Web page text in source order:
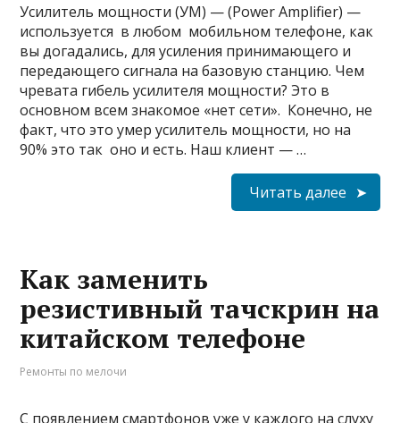
Усилитель мощности (УМ) — (Power Amplifier) —
используется в любом мобильном телефоне, как
вы догадались, для усиления принимающего и
передающего сигнала на базовую станцию. Чем
чревата гибель усилителя мощности? Это в
основном всем знакомое «нет сети». Конечно, не
факт, что это умер усилитель мощности, но на
90% это так оно и есть. Наш клиент — …
Читать далее
Как заменить
резистивный тачскрин на
китайском телефоне
Ремонты по мелочи
С появлением смартфонов уже у каждого на слуху